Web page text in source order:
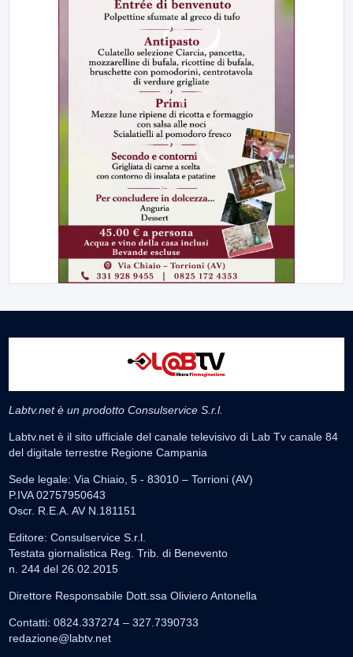
Labtv.net è un prodotto Consulservice S.r.l.
Labtv.net è il sito ufficiale del canale televisivo di Lab Tv canale 84
del digitale terrestre Regione Campania
Sede legale: Via Chiaio, 5 - 83010 – Torrioni (AV)
P.IVA 02757950643
Oscr. R.E.A. AV N.181151
Editore: Consulservice S.r.l.
Testata giornalistica Reg. Trib. di Benevento
n. 244 del 26.02.2015
Direttore Responsabile Dott.ssa Oliviero Antonella
Contatti: 0824.337274 – 327.7390733
redazione@labtv.net